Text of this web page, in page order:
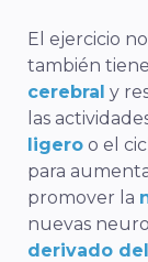
El ejercicio
también tiene
cerebral y
las
ligero o el
para
promover la
nuevas
derivado